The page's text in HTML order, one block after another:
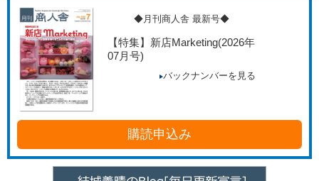
◆月刊商人舎 最新号◆
【特集】新店Marketing(2026年
07月号)
バックナンバーを見る
購読申込み